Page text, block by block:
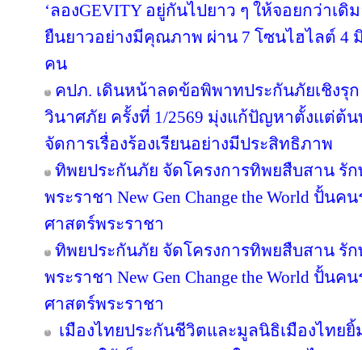
‘ลองGEVITY อยู่กันไปยาว ๆ ให้จอยกว่าเ
ยืนยาวอย่างมีคุณภาพ ผ่าน 7 โซนไฮไลต์ 4
คน
คปภ. เดินหน้าลดข้อพิพาทประกันภัยเชิงรุ
วินาศภัย ครั้งที่ 1/2569 มุ่งแก้ปัญหาตั้งแต่ต้
จัดการเรื่องร้องเรียนอย่างมีประสิทธิภาพ
ทิพยประกันภัย จัดโครงการทิพยสืบสาน รั
พระราชา New Gen Change the World ปั้น
ศาสตร์พระราชา
ทิพยประกันภัย จัดโครงการทิพยสืบสาน รั
พระราชา New Gen Change the World ปั้น
ศาสตร์พระราชา
เมืองไทยประกันชีวิตและมูลนิธิเมืองไทย